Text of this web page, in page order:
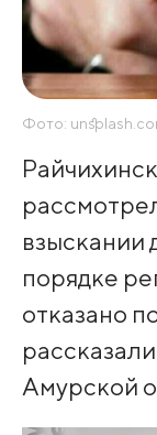
Фото:
взыскании
порядке
отказано
Амурской